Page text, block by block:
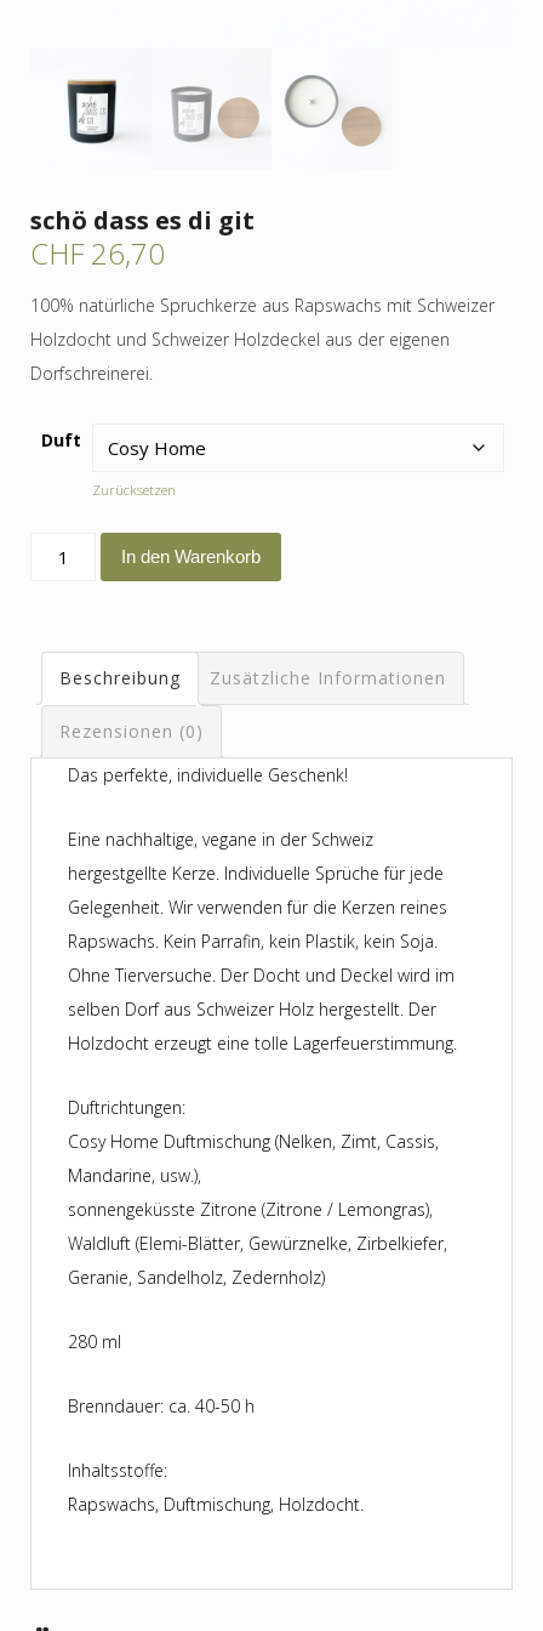
schö dass es di git
CHF26,70
100% natürliche Spruchkerze aus Rapswachs mit Schweizer
Holzdocht und Schweizer Holzdeckel aus der eigenen
Dorfschreinerei.
Duft
Zurücksetzen
schö
di
In den Warenkorb
Beschreibung Zusätzliche Informationen
Rezensionen (0)
Das perfekte, individuelle Geschenk!
Eine nachhaltige, vegane in der Schweiz
hergestgellte Kerze. Individuelle Sprüche für jede
Gelegenheit. Wir verwenden für die Kerzen reines
Rapswachs. Kein Parrafin, kein Plastik, kein Soja.
Ohne Tierversuche. Der Docht und Deckel wird im
selben Dorf aus Schweizer Holz hergestellt. Der
Holzdocht erzeugt eine tolle Lagerfeuerstimmung.
Duftrichtungen:
Cosy Home Duftmischung (Nelken, Zimt, Cassis,
Mandarine, usw.),
sonnengeküsste Zitrone (Zitrone / Lemongras),
Waldluft (Elemi-Blätter, Gewürznelke, Zirbelkiefer,
Geranie, Sandelholz, Zedernholz)
280 ml
Brenndauer: ca. 40-50 h
Inhaltsstoffe:
Rapswachs, Duftmischung, Holzdocht.